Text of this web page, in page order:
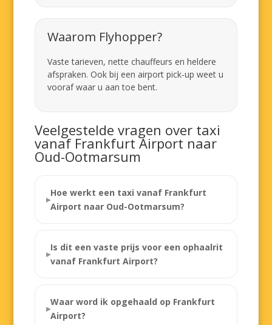
Waarom Flyhopper?
Vaste tarieven, nette chauffeurs en heldere
afspraken. Ook bij een airport pick-up weet u
vooraf waar u aan toe bent.
Veelgestelde vragen over taxi
vanaf Frankfurt Airport naar
Oud-Ootmarsum
Hoe werkt een taxi vanaf Frankfurt
Airport naar Oud-Ootmarsum?
Is dit een vaste prijs voor een ophaalrit
vanaf Frankfurt Airport?
Waar word ik opgehaald op Frankfurt
Airport?